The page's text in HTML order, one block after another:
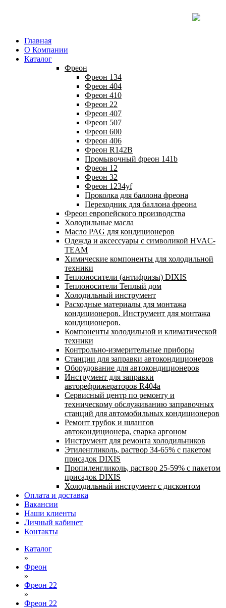
Главная
О Компании
Каталог
Фреон
Фреон 134
Фреон 404
Фреон 410
Фреон 22
Фреон 407
Фреон 507
Фреон 600
Фреон 406
Фреон R142B
Промывочный фреон 141b
Фреон 12
Фреон 32
Фреон 1234yf
Проколка для баллона фреона
Переходник для баллона фреона
Фреон европейского производства
Холодильные масла
Масло PAG для кондиционеров
Одежда и аксессуары с символикой HVAC-
TEAM
Химические компоненты для холодильной
техники
Теплоносители (антифризы) DIXIS
Теплоносители Теплый дом
Холодильный инструмент
Расходные материалы для монтажа
кондиционеров. Инструмент для монтажа
кондиционеров.
Компоненты холодильной и климатической
техники
Контрольно-измерительные приборы
Станции для заправки автокондиционеров
Оборудование для автокондиционеров
Инструмент для заправки
авторефрижераторов R404a
Сервисный центр по ремонту и
техническому обслуживанию заправочных
станций для автомобильных кондиционеров
Ремонт трубок и шлангов
автокондиционера, сварка аргоном
Инструмент для ремонта холодильников
Этиленгликоль, раствор 34-65% с пакетом
присадок DIXIS
Пропиленгликоль, раствор 25-59% с пакетом
присадок DIXIS
Холодильный инструмент с дисконтом
Оплата и доставка
Вакансии
Наши клиенты
Личный кабинет
Контакты
Каталог
»
Фреон
»
Фреон 22
»
Фреон 22